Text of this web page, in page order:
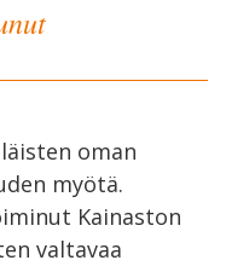
oman
myötä.
Kainaston
valtavaa